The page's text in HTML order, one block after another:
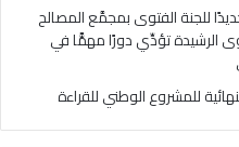
للجنة الفتوى بمجمَّع المصالح
الرشيدة تؤدِّي دورًا مهمًّا في
للمشروع الوطني للقراءة